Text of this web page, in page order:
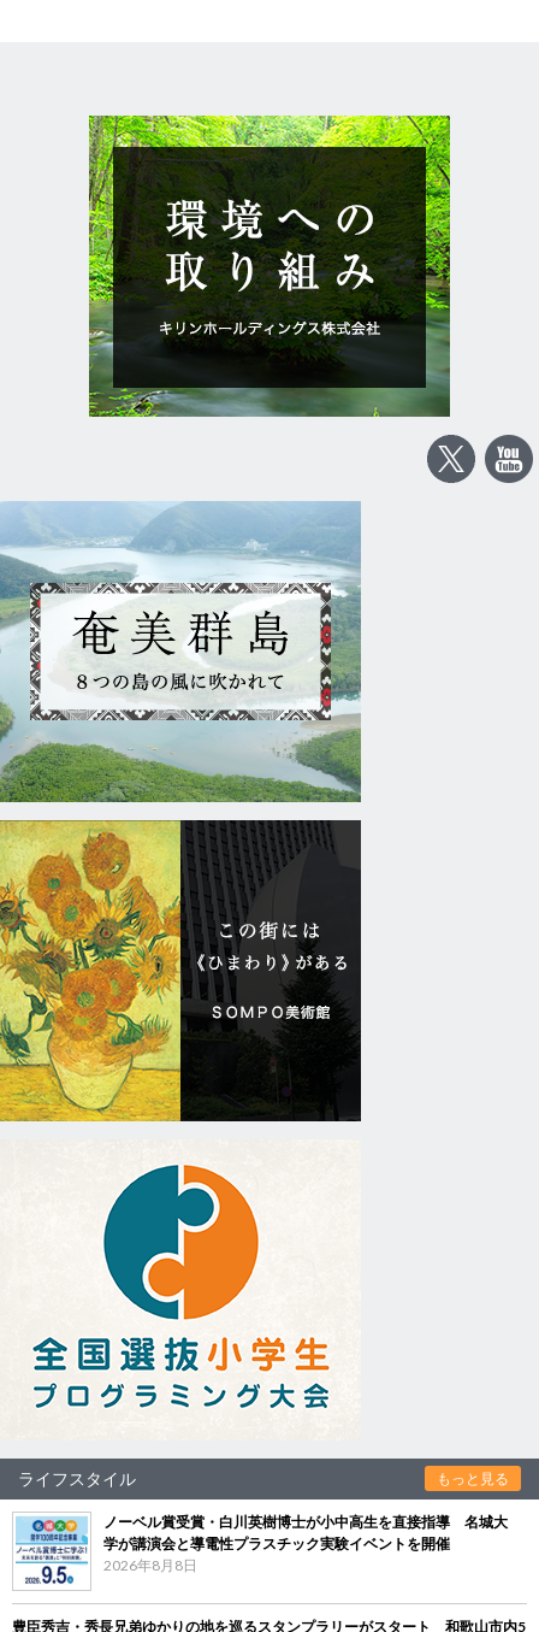
ライフスタイル もっと見る
ノーベル賞受賞・白川英樹博士が小中高生を直接指導 名城大
学が講演会と導電性プラスチック実験イベントを開催
2026年8月8日
豊臣秀吉・秀長兄弟ゆかりの地を巡るスタンプラリーがスタート 和歌山市内5